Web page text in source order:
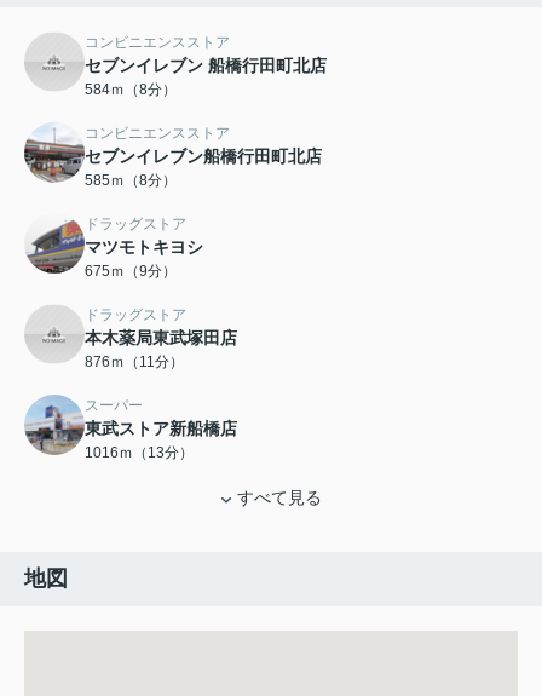
コンビニエンスストア
セブンイレブン 船橋行田町北店
584ｍ（8分）
コンビニエンスストア
セブンイレブン船橋行田町北店
585ｍ（8分）
ドラッグストア
マツモトキヨシ
675ｍ（9分）
ドラッグストア
本木薬局東武塚田店
876ｍ（11分）
スーパー
東武ストア新船橋店
1016ｍ（13分）
すべて見る
地図